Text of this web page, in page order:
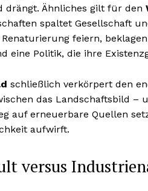
drängt. Ähnliches gilt für den
spaltet Gesellschaft
feiern,
eine Politik, die ihre
schließlich verkörpert den
das Landschaftsbild –
auf erneuerbare Quellen
aufwirft.
versus